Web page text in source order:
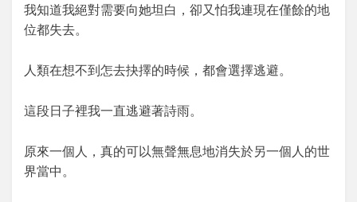
我知道我絕對需要向她坦白，卻又怕我連現在僅餘的地
位都失去。
人類在想不到怎去抉擇的時候，都會選擇逃避。
這段日子裡我一直逃避著詩雨。
原來一個人，真的可以無聲無息地消失於另一個人的世
界當中。